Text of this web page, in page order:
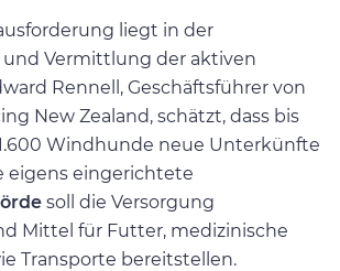
liegt in der
Vermittlung der aktiven
Rennell, Geschäftsführer von
New Zealand, schätzt, dass bis
Windhunde neue Unterkünfte
eigens eingerichtete
soll die Versorgung
Mittel für Futter, medizinische
Transporte bereitstellen.